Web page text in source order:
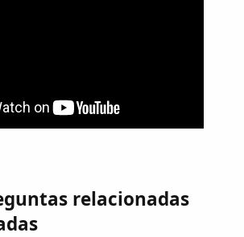
relacionadas